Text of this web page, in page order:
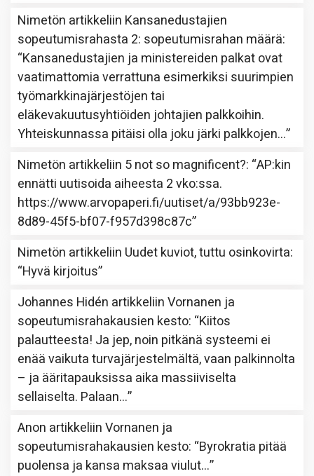
Nimetön artikkeliin Kansanedustajien
sopeutumisrahasta 2: sopeutumisrahan määrä:
“Kansanedustajien ja ministereiden palkat ovat
vaatimattomia verrattuna esimerkiksi suurimpien
työmarkkinajärjestöjen tai
eläkevakuutusyhtiöiden johtajien palkkoihin.
Yhteiskunnassa pitäisi olla joku järki palkkojen…”
Nimetön artikkeliin 5 not so magnificent?: “AP:kin
ennätti uutisoida aiheesta 2 vko:ssa.
https://www.arvopaperi.fi/uutiset/a/93bb923e-
8d89-45f5-bf07-f957d398c87c”
Nimetön artikkeliin Uudet kuviot, tuttu osinkovirta:
“Hyvä kirjoitus”
Johannes Hidén artikkeliinVornanen ja
sopeutumisrahakausien kesto: “Kiitos
palautteesta! Ja jep, noin pitkänä systeemi ei
enää vaikuta turvajärjestelmältä, vaan palkinnolta
– ja ääritapauksissa aika massiiviselta
sellaiselta. Palaan…”
Anon artikkeliinVornanen ja
sopeutumisrahakausien kesto: “Byrokratia pitää
puolensa ja kansa maksaa viulut…”